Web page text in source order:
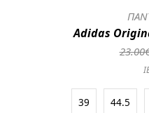
Adidas
39 44.5